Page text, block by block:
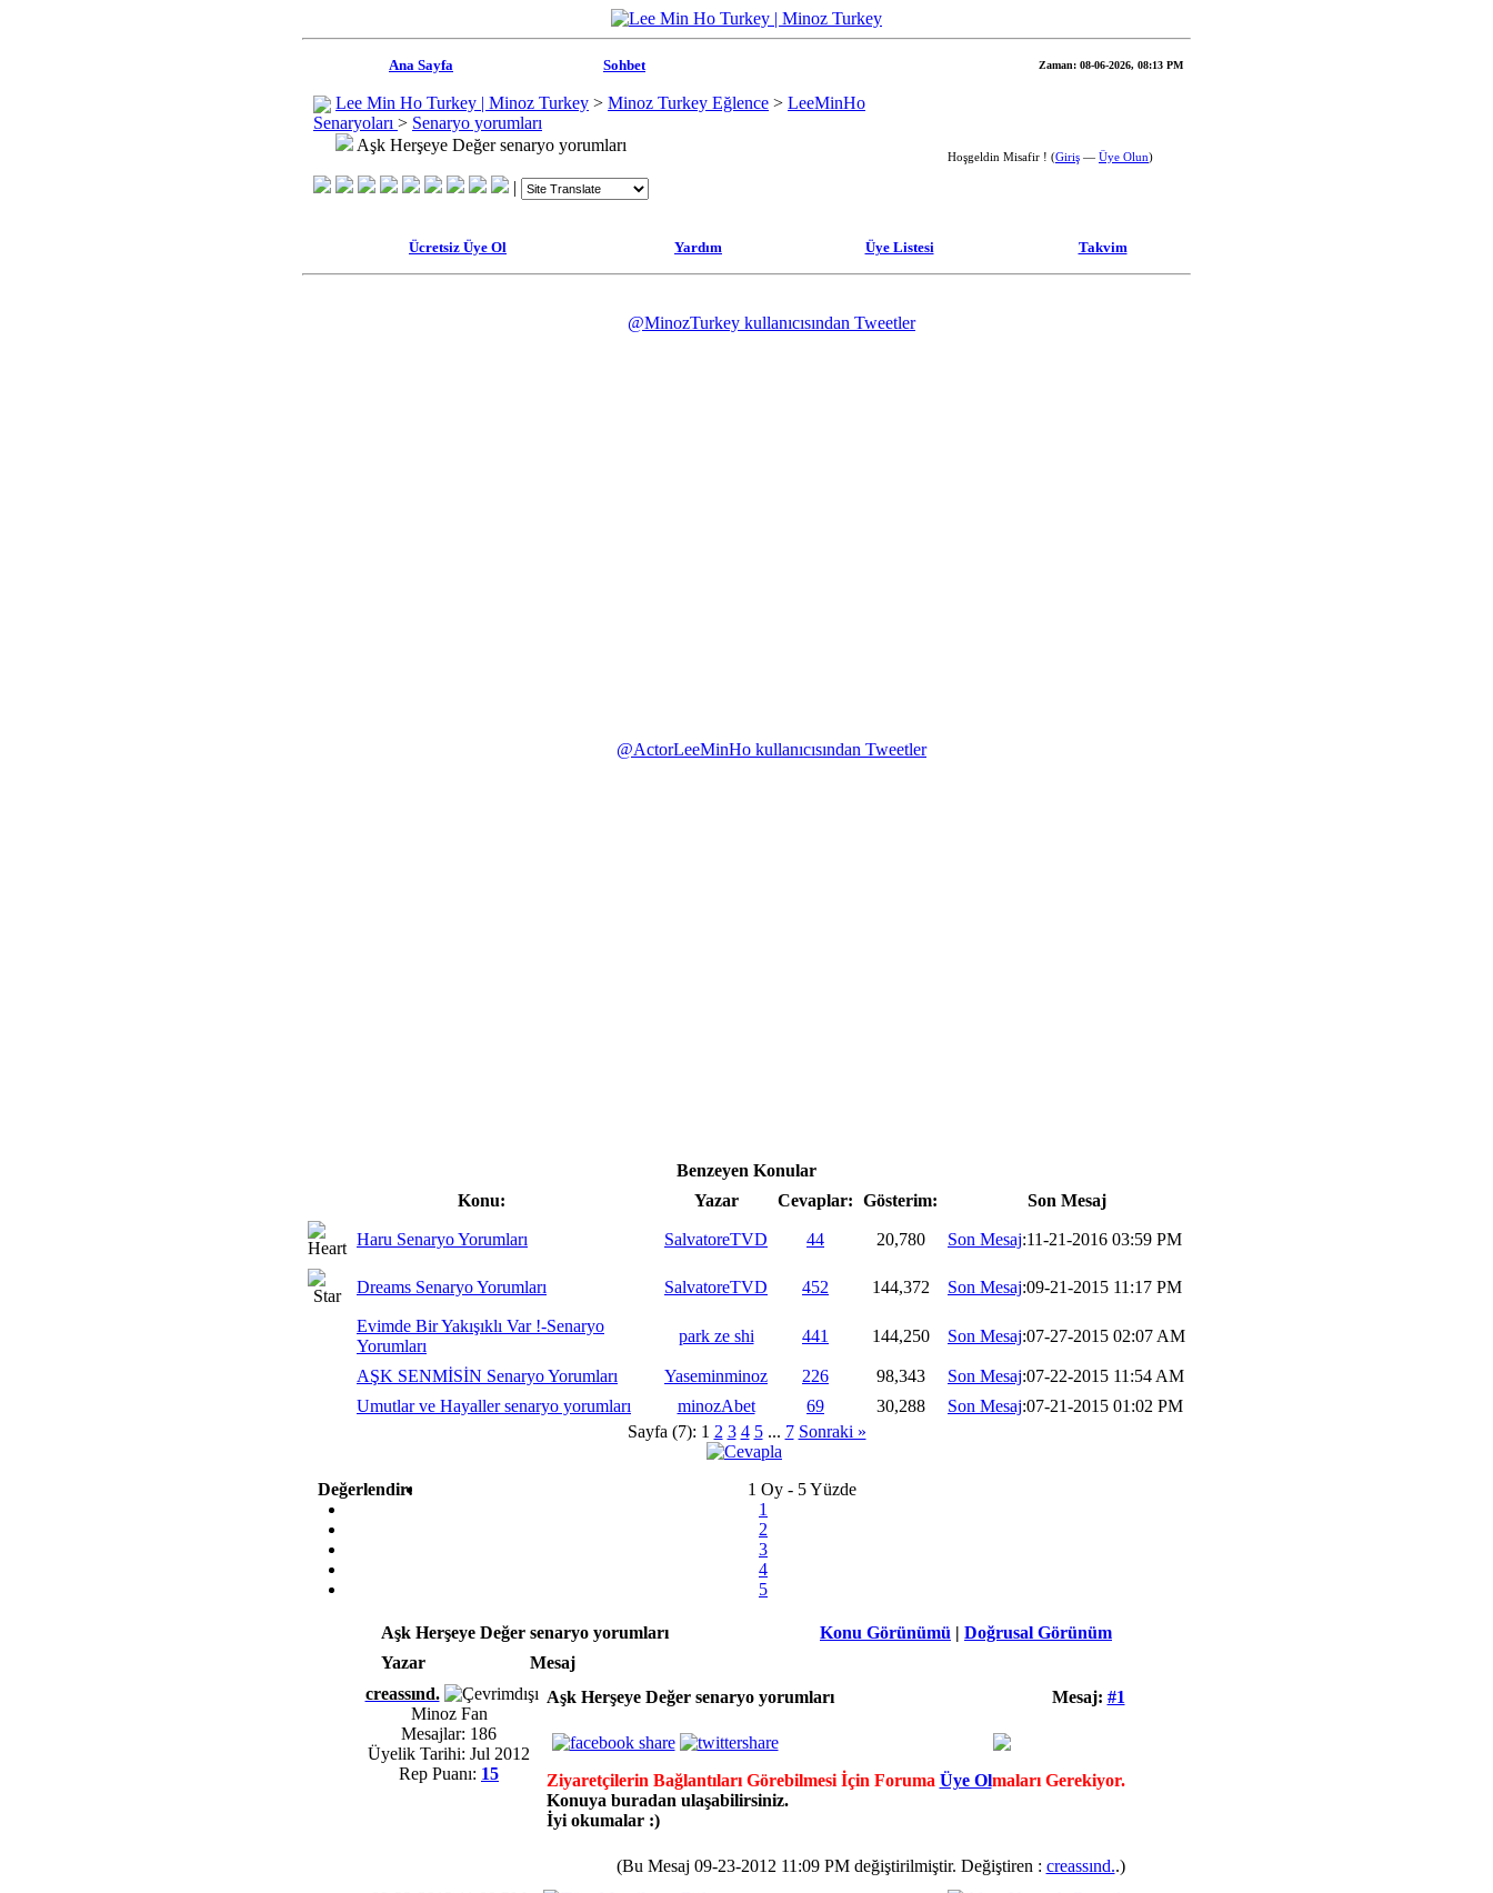
Ana Sayfa Sohbet Zaman: 08-06-2026, 08:13 PM
Lee Min Ho Turkey | Minoz Turkey > Minoz Turkey Eğlence > LeeMinHo
Senaryoları > Senaryo yorumları
Aşk Herşeye Değer senaryo yorumları
|
Hoşgeldin Misafir ! (Giriş — Üye Olun)
Ücretsiz Üye Ol Yardım Üye Listesi Takvim
@MinozTurkey kullanıcısından Tweetler
@ActorLeeMinHo kullanıcısından Tweetler
Benzeyen Konular
Konu:
Yazar Cevaplar: Gösterim: Son Mesaj
Haru Senaryo Yorumları SalvatoreTVD 44 20,780 Son Mesaj:11-21-2016 03:59 PM
Dreams Senaryo Yorumları SalvatoreTVD 452 144,372 Son Mesaj:09-21-2015 11:17 PM
Evimde Bir Yakışıklı Var !-Senaryo
Yorumları
park ze shi 441 144,250 Son Mesaj:07-27-2015 02:07 AM
AŞK SENMİSİN Senaryo Yorumları Yaseminminoz 226 98,343 Son Mesaj:07-22-2015 11:54 AM
Umutlar ve Hayaller senaryo yorumları
minozAbet 69 30,288 Son Mesaj:07-21-2015 01:02 PM
Sayfa (7): 1 2 3 4 5 ... 7 Sonraki »
Değerlendir:
1 Oy - 5 Yüzde
1
2
3
4
5
Konu Görünümü | Doğrusal Görünüm
Aşk Herşeye Değer senaryo yorumları
Yazar
Mesaj
creassınd.
Minoz Fan
Mesajlar: 186
Üyelik Tarihi: Jul 2012
Rep Puanı: 15
Mesaj: #1
Aşk Herşeye Değer senaryo yorumları
Ziyaretçilerin Bağlantıları Görebilmesi İçin Foruma Üye Olmaları Gerekiyor.
Konuya buradan ulaşabilirsiniz.
İyi okumalar :)
(Bu Mesaj 09-23-2012 11:09 PM değiştirilmiştir. Değiştiren : creassınd..)